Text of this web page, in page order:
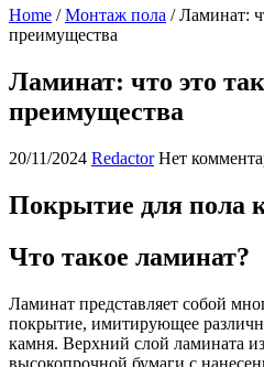
Home /Монтаж пола /Ламинат:
преимущества
Ламинат: что это
преимущества
20/11/2024 Redactor Нет
Покрытие для пола
Что такое ламинат?
Ламинат представляет собой
покрытие, имитирующее
камня. Верхний слой ламината
высокопрочной бумаги с